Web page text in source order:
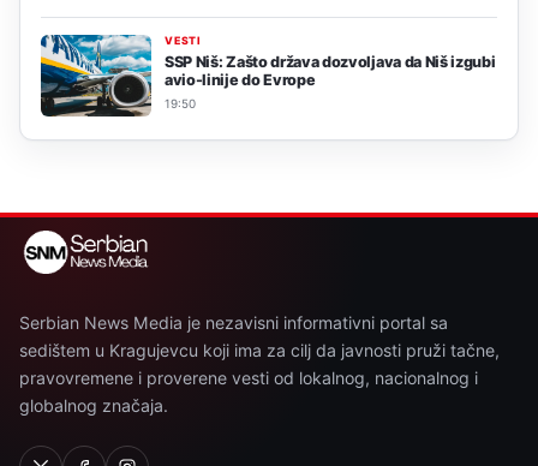
VESTI
SSP Niš: Zašto država dozvoljava da Niš izgubi
avio-linije do Evrope
19:50
Serbian News Media je nezavisni informativni portal sa
sedištem u Kragujevcu koji ima za cilj da javnosti pruži tačne,
pravovremene i proverene vesti od lokalnog, nacionalnog i
globalnog značaja.